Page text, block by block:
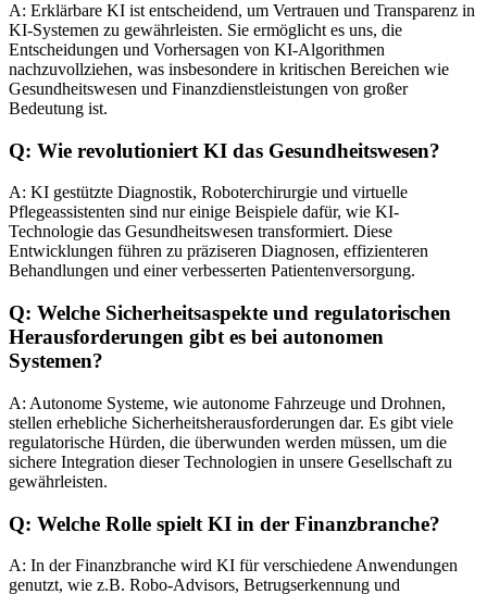
A: Erklärbare KI ist entscheidend, um Vertrauen und Transparenz in
KI-Systemen zu gewährleisten. Sie ermöglicht es uns, die
Entscheidungen und Vorhersagen von KI-Algorithmen
nachzuvollziehen, was insbesondere in kritischen Bereichen wie
Gesundheitswesen und Finanzdienstleistungen von großer
Bedeutung ist.
Q: Wie revolutioniert KI das Gesundheitswesen?
A: KI gestützte Diagnostik, Roboterchirurgie und virtuelle
Pflegeassistenten sind nur einige Beispiele dafür, wie KI-
Technologie das Gesundheitswesen transformiert. Diese
Entwicklungen führen zu präziseren Diagnosen, effizienteren
Behandlungen und einer verbesserten Patientenversorgung.
Q: Welche Sicherheitsaspekte und regulatorischen
Herausforderungen gibt es bei autonomen
Systemen?
A: Autonome Systeme, wie autonome Fahrzeuge und Drohnen,
stellen erhebliche Sicherheitsherausforderungen dar. Es gibt viele
regulatorische Hürden, die überwunden werden müssen, um die
sichere Integration dieser Technologien in unsere Gesellschaft zu
gewährleisten.
Q: Welche Rolle spielt KI in der Finanzbranche?
A: In der Finanzbranche wird KI für verschiedene Anwendungen
genutzt, wie z.B. Robo-Advisors, Betrugserkennung und